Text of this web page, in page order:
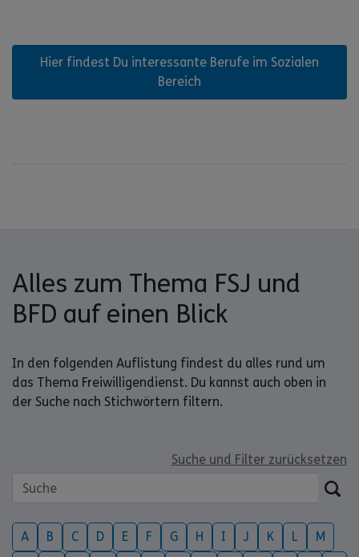
Hier findest Du interessante Berufe im Sozialen
Bereich
Alles zum Thema FSJ und
BFD auf einen Blick
In den folgenden Auflistung findest du alles rund um
das Thema Freiwilligendienst. Du kannst auch oben in
der Suche nach Stichwörtern filtern.
Suche und Filter zurücksetzen
A B C D E F G H I J K L
M